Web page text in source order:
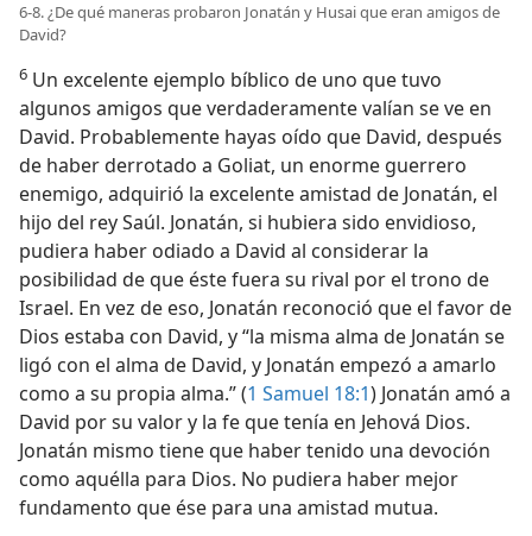
6-8. ¿De qué maneras probaron Jonatán y Husai que eran amigos de
David?
6 Un excelente ejemplo bíblico de uno que tuvo
algunos amigos que verdaderamente valían se ve en
David. Probablemente hayas oído que David, después
de haber derrotado a Goliat, un enorme guerrero
enemigo, adquirió la excelente amistad de Jonatán, el
hijo del rey Saúl. Jonatán, si hubiera sido envidioso,
pudiera haber odiado a David al considerar la
posibilidad de que éste fuera su rival por el trono de
Israel. En vez de eso, Jonatán reconoció que el favor de
Dios estaba con David, y “la misma alma de Jonatán se
ligó con el alma de David, y Jonatán empezó a amarlo
como a su propia alma.” (1 Samuel 18:1) Jonatán amó a
David por su valor y la fe que tenía en Jehová Dios.
Jonatán mismo tiene que haber tenido una devoción
como aquélla para Dios. No pudiera haber mejor
fundamento que ése para una amistad mutua.